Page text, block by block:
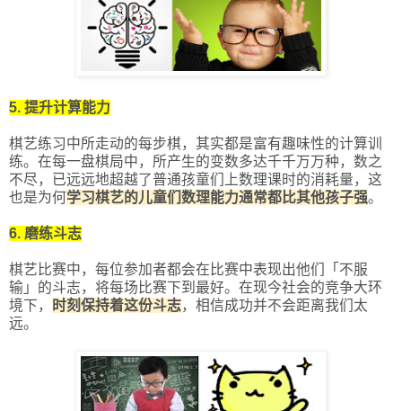
5. 提升计算能力
棋艺练习中所走动的每步棋，其实都是富有趣味性的计算训
练。在每一盘棋局中，所产生的变数多达千千万万种，数之
不尽，已远远地超越了普通孩童们上数理课时的消耗量，这
也是为何学习棋艺的儿童们数理能力通常都比其他孩子强。
6. 磨练斗志
棋艺比赛中，每位参加者都会在比赛中表现出他们「不服
输」的斗志，将每场比赛下到最好。在现今社会的竞争大环
境下，
时刻保持着这份斗志，相信成功并不会距离我们太
远。